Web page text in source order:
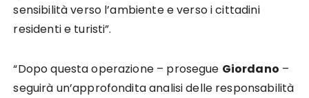
sensibilità verso l’ambiente e verso i cittadini
residenti e turisti”.
“Dopo questa operazione – prosegue Giordano –
seguirà un’approfondita analisi delle responsabilità